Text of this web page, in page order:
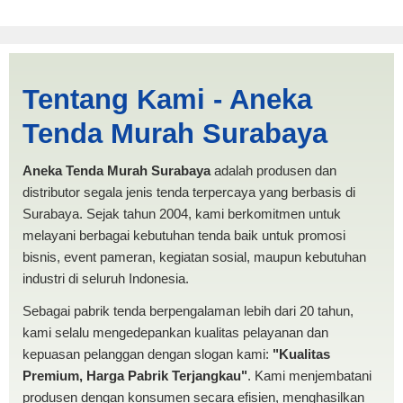
PRODUKSI ANEKA TENDA
MURAH
Tentang Kami - Aneka
Tenda Murah Surabaya
Aneka Tenda Murah Surabayaadalah produsen dan
distributor segala jenis tenda terpercaya yang berbasis di
Surabaya. Sejak tahun 2004, kami berkomitmen untuk
melayani berbagai kebutuhan tenda baik untuk promosi
bisnis, event pameran, kegiatan sosial, maupun kebutuhan
industri di seluruh Indonesia.
Sebagai pabrik tenda berpengalaman lebih dari 20 tahun,
kami selalu mengedepankan kualitas pelayanan dan
kepuasan pelanggan dengan slogan kami: "Kualitas
Premium, Harga Pabrik Terjangkau". Kami menjembatani
produsen dengan konsumen secara efisien, menghasilkan